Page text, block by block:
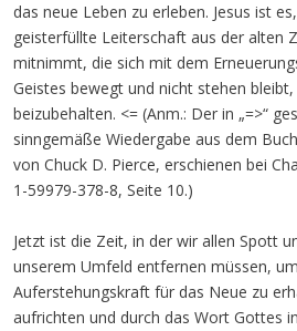
das neue Leben zu erleben. Jesus ist
geisterfüllte Leiterschaft aus der alten
mitnimmt, die sich mit dem
Geistes bewegt und nicht stehen
beizubehalten. <= (Anm.: Der in „=>“
sinngemäße Wiedergabe aus dem
von Chuck D. Pierce, erschienen bei
1-59979-378-8, Seite 10.)
Jetzt ist die Zeit, in der wir allen Spott
unserem Umfeld entfernen müssen,
Auferstehungskraft für das Neue zu
aufrichten und durch das Wort Gottes